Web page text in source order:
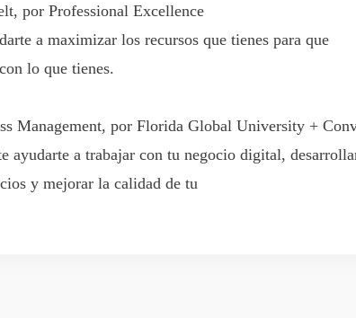
por Professional Excellence
a maximizar los recursos que tienes para que
lo que tienes.
Management, por Florida Global University +
ayudarte a trabajar con tu negocio digital,
y mejorar la calidad de tu